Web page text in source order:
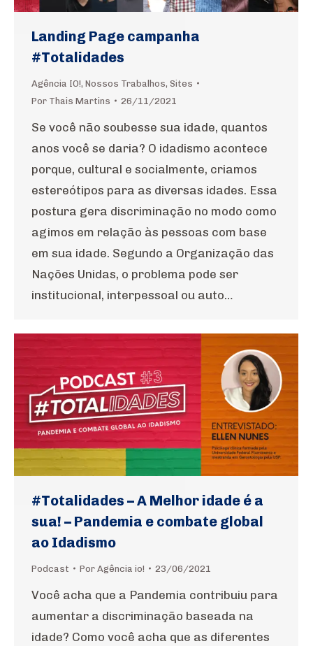
Landing Page campanha
#Totalidades
Agência IO!, Nossos Trabalhos, Sites
Por Thais Martins 26/11/2021
Se você não soubesse sua idade, quantos
anos você se daria? O idadismo acontece
porque, cultural e socialmente, criamos
estereótipos para as diversas idades. Essa
postura gera discriminação no modo como
agimos em relação às pessoas com base
em sua idade. Segundo a Organização das
Nações Unidas, o problema pode ser
institucional, interpessoal ou auto…
#Totalidades – A Melhor idade é a
sua! – Pandemia e combate global
ao Idadismo
Podcast Por Agência io! 23/06/2021
Você acha que a Pandemia contribuiu para
aumentar a discriminação baseada na
idade? Como você acha que as diferentes